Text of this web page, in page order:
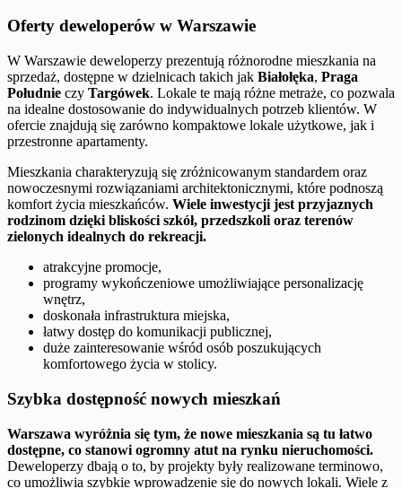
Oferty deweloperów w Warszawie
W Warszawie deweloperzy prezentują różnorodne mieszkania na
sprzedaż, dostępne w dzielnicach takich jak Białołęka, Praga
Południe czy Targówek. Lokale te mają różne metraże, co pozwala
na idealne dostosowanie do indywidualnych potrzeb klientów. W
ofercie znajdują się zarówno kompaktowe lokale użytkowe, jak i
przestronne apartamenty.
Mieszkania charakteryzują się zróżnicowanym standardem oraz
nowoczesnymi rozwiązaniami architektonicznymi, które podnoszą
komfort życia mieszkańców. Wiele inwestycji jest przyjaznych
rodzinom dzięki bliskości szkół, przedszkoli oraz terenów
zielonych idealnych do rekreacji.
atrakcyjne promocje,
programy wykończeniowe umożliwiające personalizację
wnętrz,
doskonała infrastruktura miejska,
łatwy dostęp do komunikacji publicznej,
duże zainteresowanie wśród osób poszukujących
komfortowego życia w stolicy.
Szybka dostępność nowych mieszkań
Warszawa wyróżnia się tym, że nowe mieszkania są tu łatwo
dostępne, co stanowi ogromny atut na rynku nieruchomości.
Deweloperzy dbają o to, by projekty były realizowane terminowo,
co umożliwia szybkie wprowadzenie się do nowych lokali. Wiele z